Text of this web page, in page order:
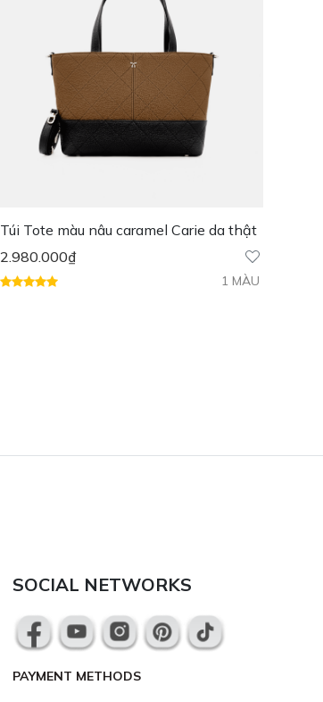
Túi Tote màu nâu caramel Carie da thật
2.980.000₫
1 MÀU
SOCIAL NETWORKS
PAYMENT METHODS